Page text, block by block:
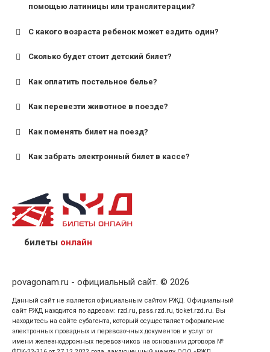
помощью латиницы или транслитерации?
С какого возраста ребенок может ездить один?
для поездов дальнего следования — от 10 лет и
для пригородных поездов — от 7 лет.
Сколько будет стоит детский билет?
Как оплатить постельное белье?
Как перевезти животное в поезде?
Как поменять билет на поезд?
Как забрать электронный билет в кассе?
назвав кассиру 14-значный номер заказа;
предъявив удостоверение личности пассажира, на
кого оформлен билет.
билеты онлайн
povagonam.ru - официальный сайт. © 2026
Данный сайт не является официальным сайтом РЖД. Официальный
сайт РЖД находится по адресам: rzd.ru, pass.rzd.ru, ticket.rzd.ru. Вы
находитесь на сайте субагента, который осуществляет оформление
электронных проездных и перевозочных документов и услуг от
имени железнодорожных перевозчиков на основании договора №